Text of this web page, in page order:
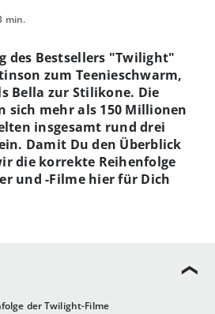
min.
der Twilight-Filme
des Bestsellers "Twilight"
zum Teenieschwarm,
Bella zur Stilikone. Die
sich mehr als 150 Millionen
insgesamt rund drei
Damit Du den Überblick
die korrekte Reihenfolge
und -Filme hier für Dich